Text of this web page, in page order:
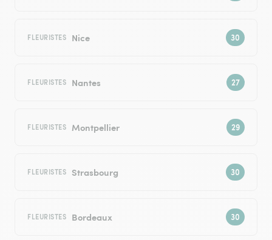
FLEURISTES Nice
FLEURISTES Nantes
FLEURISTES Montpellier
FLEURISTES Strasbourg
FLEURISTES Bordeaux